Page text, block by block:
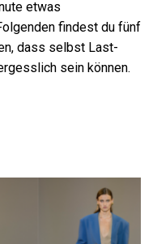
etwas
findest du fünf
dass selbst Last-
sein können.